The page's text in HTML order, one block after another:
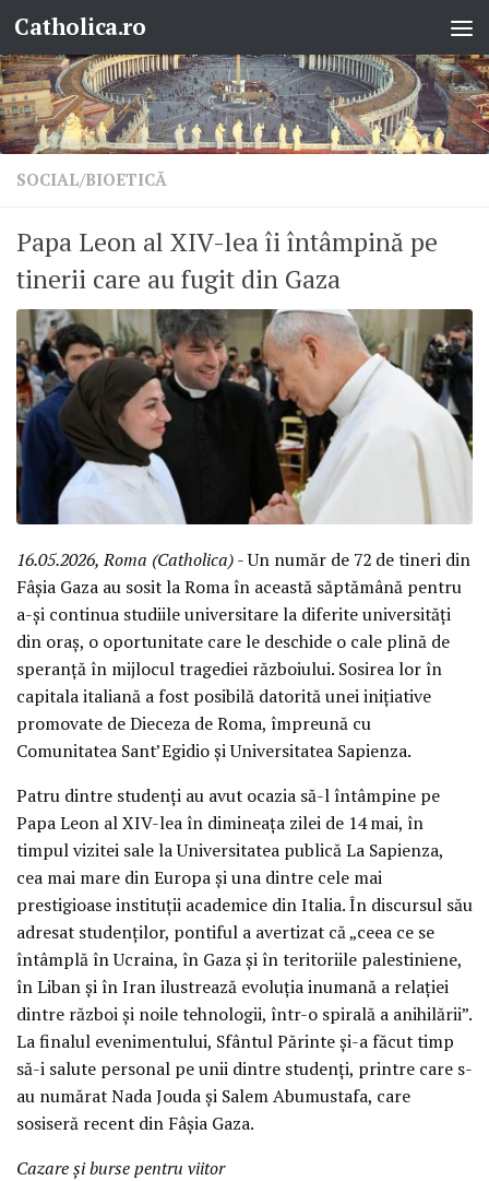
Skip to content
Catholica.ro
SOCIAL/BIOETICĂ
Papa Leon al XIV-lea îi întâmpină pe
tinerii care au fugit din Gaza
16.05.2026, Roma (Catholica)- Un număr de 72 de tineri din
Fâșia Gaza au sosit la Roma în această săptămână pentru
a-și continua studiile universitare la diferite universități
din oraș, o oportunitate care le deschide o cale plină de
speranță în mijlocul tragediei războiului. Sosirea lor în
capitala italiană a fost posibilă datorită unei inițiative
promovate de Dieceza de Roma, împreună cu
Comunitatea Sant’Egidio și Universitatea Sapienza.
Patru dintre studenți au avut ocazia să-l întâmpine pe
Papa Leon al XIV-lea în dimineața zilei de 14 mai, în
timpul vizitei sale la Universitatea publică La Sapienza,
cea mai mare din Europa și una dintre cele mai
prestigioase instituții academice din Italia. În discursul său
adresat studenților, pontiful a avertizat că „ceea ce se
întâmplă în Ucraina, în Gaza și în teritoriile palestiniene,
în Liban și în Iran ilustrează evoluția inumană a relației
dintre război și noile tehnologii, într-o spirală a anihilării”.
La finalul evenimentului, Sfântul Părinte și-a făcut timp
să-i salute personal pe unii dintre studenți, printre care s-
au numărat Nada Jouda și Salem Abumustafa, care
sosiseră recent din Fâșia Gaza.
Cazare și burse pentru viitor